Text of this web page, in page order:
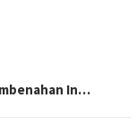
In…